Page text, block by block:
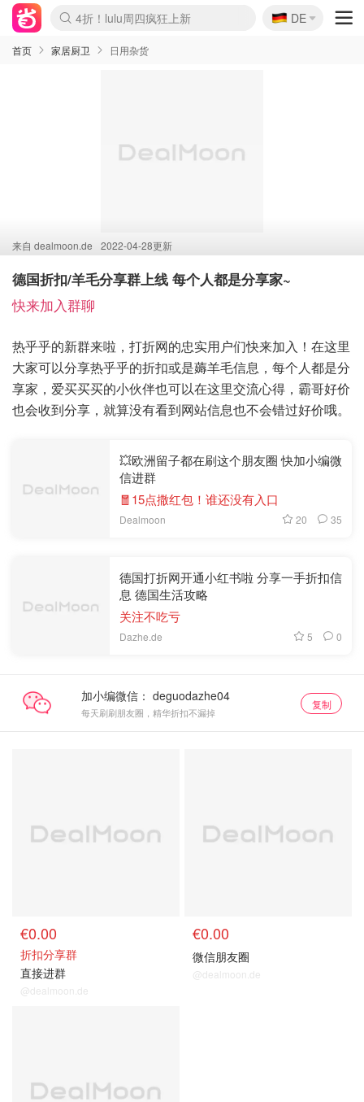
Boticinal 夏促开抢！
4折！lulu周四疯狂上新
还没结束！&OtherStories大促
Joybuy变相75折 随时失效
速领！Stanley独家85折
疑似霸哥！Camper额外叠85折
Zalando 奥莱闪促！每日更新
Moncler反季囤！5折起+叠9折
Coach Brooklyn仅€192
🇩🇪
DE
首页 家居厨卫 日用杂货
来自 dealmoon.de 2022-04-28更新
德国折扣/羊毛分享群上线 每个人都是分享家~
快来加入群聊
热乎乎的新群来啦，打折网的忠实用户们快来加入！在这里
大家可以分享热乎乎的折扣或是薅羊毛信息，每个人都是分
享家，爱买买买的小伙伴也可以在这里交流心得，霸哥好价
也会收到分享，就算没有看到网站信息也不会错过好价哦。
💥欧洲留子都在刷这个朋友圈 快加小编微
信进群
🧧15点撒红包！谁还没有入口
Dealmoon 20 35
德国打折网开通小红书啦 分享一手折扣信
息 德国生活攻略
关注不吃亏
Dazhe.de 5 0
加小编微信：
每天刷刷朋友圈，精华折扣不漏掉
复制
€0.00
折扣分享群
直接进群
@dealmoon.de
€0.00
微信朋友圈
@dealmoon.de